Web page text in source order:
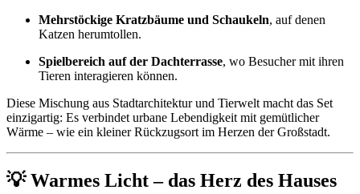
Mehrstöckige Kratzbäume und Schaukeln, auf denen
Katzen herumtollen.
Spielbereich auf der Dachterrasse, wo Besucher mit ihren
Tieren interagieren können.
Diese Mischung aus Stadtarchitektur und Tierwelt macht das Set
einzigartig: Es verbindet urbane Lebendigkeit mit gemütlicher
Wärme – wie ein kleiner Rückzugsort im Herzen der Großstadt.
💡 Warmes Licht – das Herz des Hauses